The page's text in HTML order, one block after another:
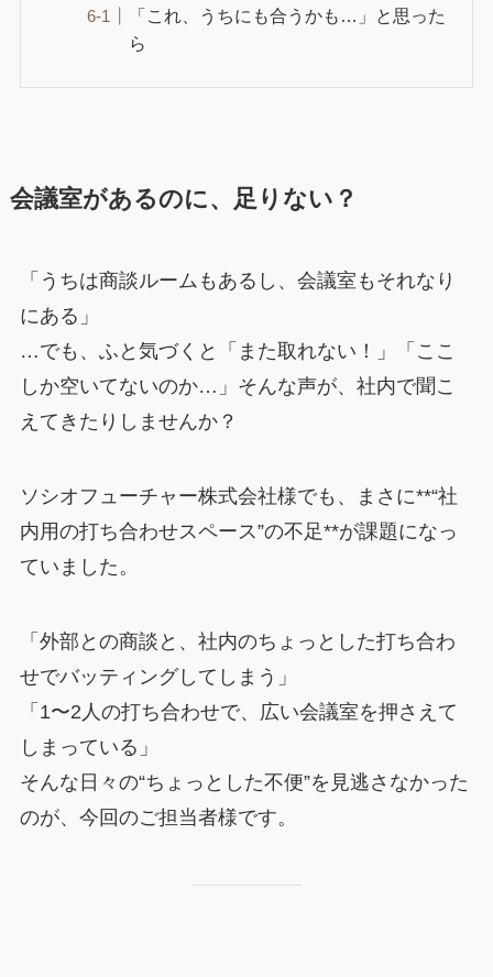
「これ、うちにも合うかも…」と思った
ら
会議室があるのに、足りない？
「うちは商談ルームもあるし、会議室もそれなり
にある」
…でも、ふと気づくと「また取れない！」「ここ
しか空いてないのか…」そんな声が、社内で聞こ
えてきたりしませんか？
ソシオフューチャー株式会社様でも、まさに**“社
内用の打ち合わせスペース”の不足**が課題になっ
ていました。
「外部との商談と、社内のちょっとした打ち合わ
せでバッティングしてしまう」
「1〜2人の打ち合わせで、広い会議室を押さえて
しまっている」
そんな日々の“ちょっとした不便”を見逃さなかった
のが、今回のご担当者様です。